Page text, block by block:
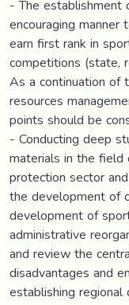
- The establishment
encouraging
earn first rank in
competitions (state,
As a continuation of
resources
points should be
- Conducting deep
materials in the
protection sector
the development of
development of
administrative
and review the
disadvantages and
establishing